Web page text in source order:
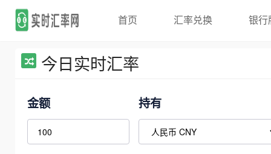
首页 汇率兑换 银行
今日实时汇率
金额 持有